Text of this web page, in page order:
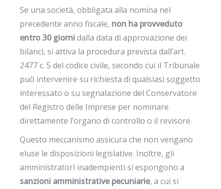
Se una società, obbligata alla nomina nel
precedente anno fiscale, non ha provveduto
entro 30 giornidalla data di approvazione dei
bilanci, si attiva la procedura prevista dall’art.
2477 c. 5 del codice civile, secondo cui il Tribunale
può intervenire su richiesta di qualsiasi soggetto
interessato o su segnalazione del Conservatore
del Registro delle Imprese per nominare
direttamente l’organo di controllo o il revisore.
Questo meccanismo assicura che non vengano
eluse le disposizioni legislative. Inoltre, gli
amministratori inadempienti si espongono a
sanzioni amministrative pecuniarie, a cui si